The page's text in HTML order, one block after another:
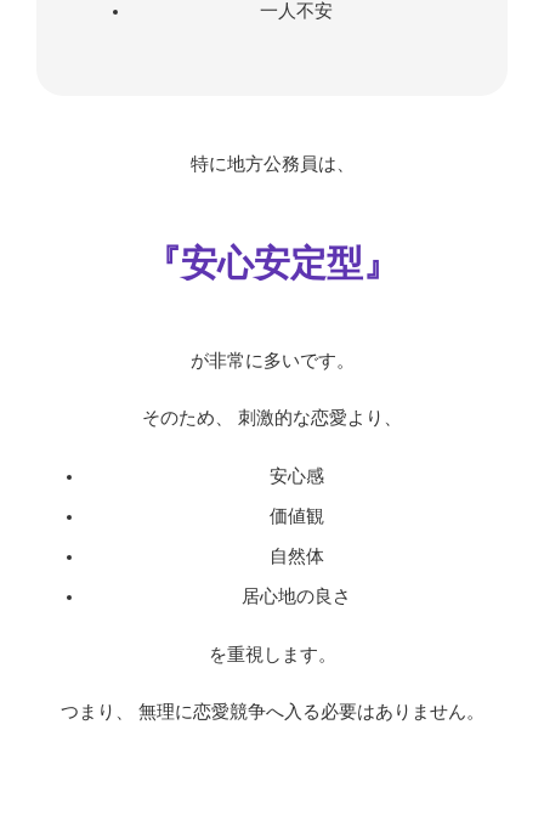
一人不安
特に地方公務員は、
『安心安定型』
が非常に多いです。
そのため、 刺激的な恋愛より、
安心感
価値観
自然体
居心地の良さ
を重視します。
つまり、 無理に恋愛競争へ入る必要はありません。